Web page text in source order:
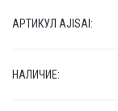
АРТИКУЛ AJISAI:
НАЛИЧИЕ: